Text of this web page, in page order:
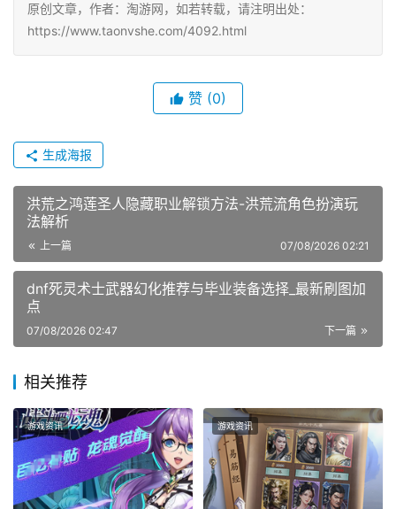
原创文章，作者：淘游网，如若转载，请注明出处：
https://www.taonvshe.com/4092.html
赞 (0)
生成海报
洪荒之鸿莲圣人隐藏职业解锁方法-洪荒流角色扮演玩
法解析
上一篇 07/08/2026 02:21
dnf死灵术士武器幻化推荐与毕业装备选择_最新刷图加
点
下一篇
07/08/2026 02:47
相关推荐
游戏资讯 游戏资讯